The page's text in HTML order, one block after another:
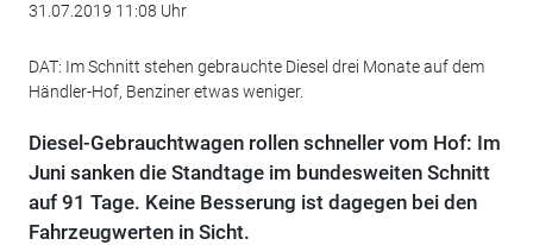
31.07.2019 11:08 Uhr
DAT: Im Schnitt stehen gebrauchte Diesel drei Monate auf dem
Händler-Hof, Benziner etwas weniger.
Diesel-Gebrauchtwagen rollen schneller vom Hof: Im
Juni sanken die Standtage im bundesweiten Schnitt
auf 91 Tage. Keine Besserung ist dagegen bei den
Fahrzeugwerten in Sicht.